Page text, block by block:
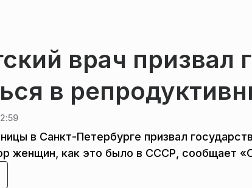
врач призвал
в
в Санкт-Петербурге призвал
женщин, как это было в СССР, сообщает